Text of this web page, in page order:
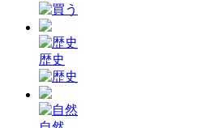
歴史